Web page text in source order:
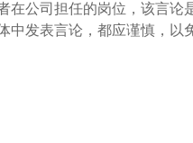
公司担任的岗位，该言论
发表言论，都应谨慎，以